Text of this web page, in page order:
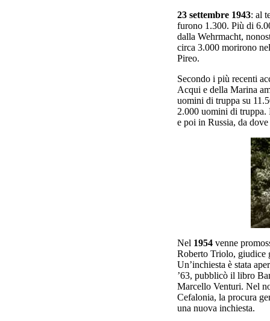
23 settembre 1943: al
furono 1.300. Più di
dalla Wehrmacht,
circa 3.000 morirono
Pireo.
Secondo i più recenti
Acqui e della Marina
uomini di truppa su
2.000 uomini di truppa.
e poi in Russia, da
Nel 1954venne
Roberto Triolo, giudice
Un’inchiesta è stata
’63, pubblicò il libro
Marcello Venturi. Nel
Cefalonia, la procura
una nuova inchiesta.